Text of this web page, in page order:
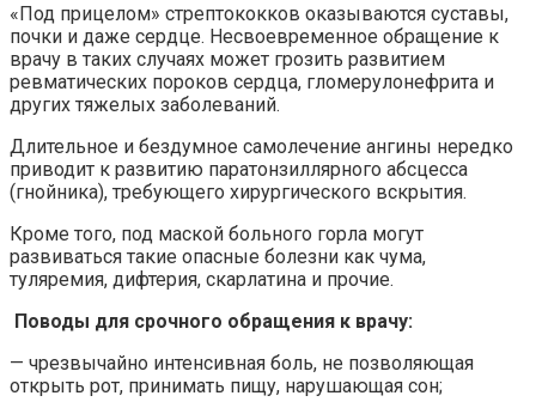
«Под прицелом» стрептококков оказываются суставы,
почки и даже сердце. Несвоевременное обращение к
врачу в таких случаях может грозить развитием
ревматических пороков сердца, гломерулонефрита и
других тяжелых заболеваний.
Длительное и бездумное самолечение ангины нередко
приводит к развитию паратонзиллярного абсцесса
(гнойника), требующего хирургического вскрытия.
Кроме того, под маской больного горла могут
развиваться такие опасные болезни как чума,
туляремия, дифтерия, скарлатина и прочие.
Поводы для срочного обращения к врачу:
— чрезвычайно интенсивная боль, не позволяющая
открыть рот, принимать пищу, нарушающая сон;